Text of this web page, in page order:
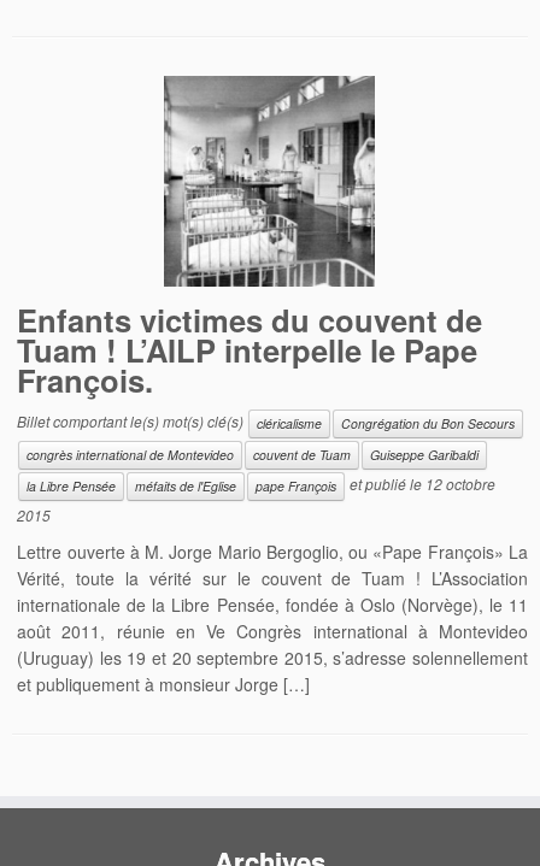
Enfants victimes du couvent de
Tuam ! L’AILP interpelle le Pape
François.
Billet comportant le(s) mot(s) clé(s) cléricalisme
Congrégation du Bon Secours
congrès international de Montevideo
couvent de Tuam
Guiseppe Garibaldi
la Libre Pensée
méfaits de l'Eglise pape François et publié le 12 octobre
2015
Lettre ouverte à M. Jorge Mario Bergoglio, ou «Pape François» La
Vérité, toute la vérité sur le couvent de Tuam ! L’Association
internationale de la Libre Pensée, fondée à Oslo (Norvège), le 11
août 2011, réunie en Ve Congrès international à Montevideo
(Uruguay) les 19 et 20 septembre 2015, s’adresse solennellement
et publiquement à monsieur Jorge […]